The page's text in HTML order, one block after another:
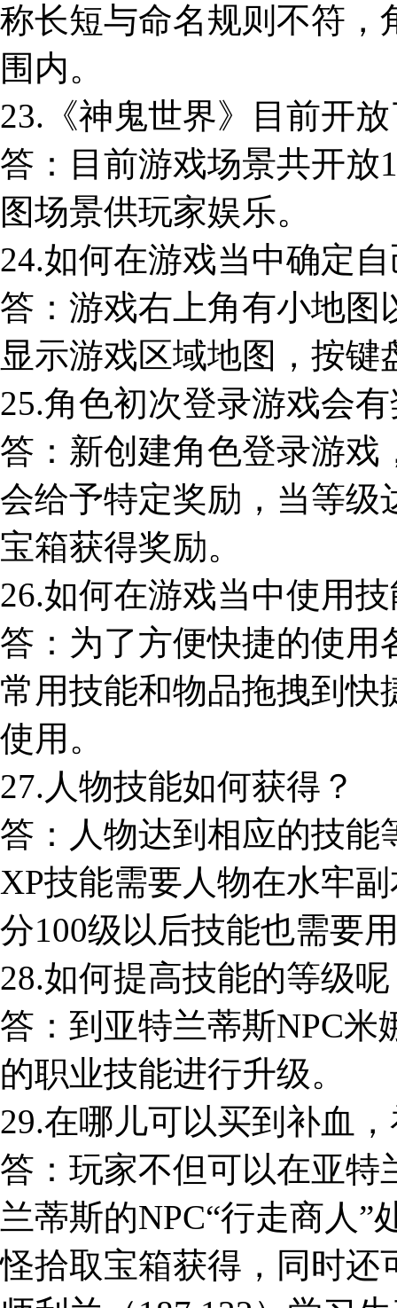
称长短与命名规则不符，
围内。
23.《神鬼世界》目前开
答：目前游戏场景共开放
图场景供玩家娱乐。
24.如何在游戏当中确定
答：游戏右上角有小地图
显示游戏区域地图，按键
25.角色初次登录游戏会
答：新创建角色登录游戏
会给予特定奖励，当等级
宝箱获得奖励。
26.如何在游戏当中使用
答：为了方便快捷的使用
常用技能和物品拖拽到快
使用。
27.人物技能如何获得？
答：人物达到相应的技能
XP技能需要人物在水牢
分100级以后技能也需要
28.如何提高技能的等级
答：到亚特兰蒂斯NPC米
的职业技能进行升级。
29.在哪儿可以买到补血
答：玩家不但可以在亚特
兰蒂斯的NPC“行走商人
怪拾取宝箱获得，同时还